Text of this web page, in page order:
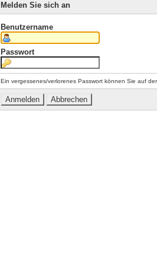
Melden Sie sich an
Benutzername
Passwort
Ein vergessenes/verlorenes Passwort können Sie auf